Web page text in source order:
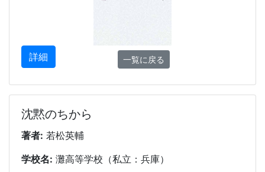
詳細 一覧に戻る
沈黙のちから
著者: 若松英輔
学校名: 灘高等学校（私立：兵庫）